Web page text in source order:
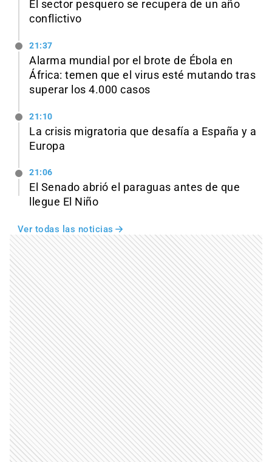
El sector pesquero se recupera de un año
conflictivo
21:37
Alarma mundial por el brote de Ébola en
África: temen que el virus esté mutando tras
superar los 4.000 casos
21:10
La crisis migratoria que desafía a España y a
Europa
21:06
El Senado abrió el paraguas antes de que
llegue El Niño
Ver todas las noticias